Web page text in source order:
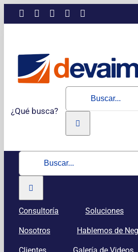
Saltar
LinkedInInstagramFacebook
¿Qué busca?
Buscar:
Buscar:
Consultoría Soluciones
Nosotros Hablemos de